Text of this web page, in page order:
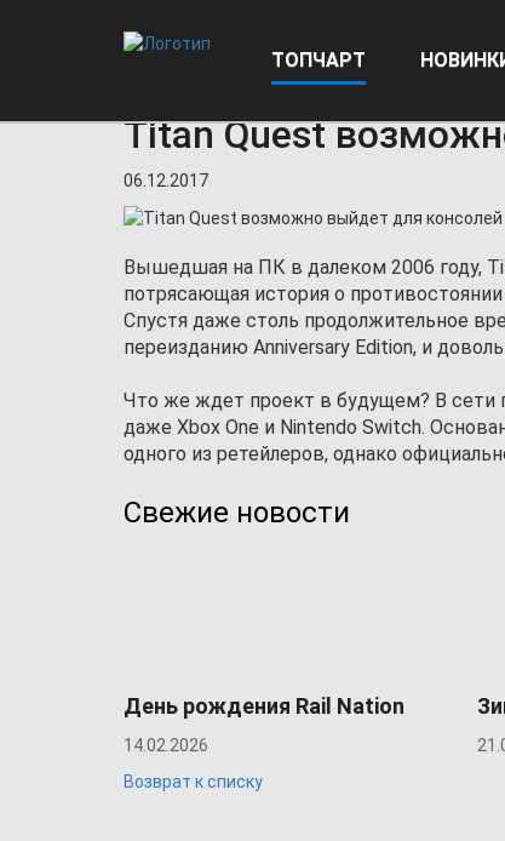
ТОПЧАРТ
Titan Quest возможно
Titan Quest
06.12.2017
Вышедшая на ПК в далеком 2006 году,
потрясающая история о
Спустя даже столь продолжительное
переизданию Anniversary Edition, и
Что же ждет проект в будущем? В сети
даже Xbox One и Nintendo Switch.
одного из ретейлеров, однако
Свежие новости
День рождения Rail Nation
14.02.2026
Возврат к списку